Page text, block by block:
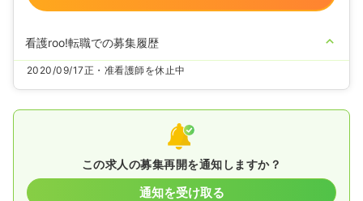
看護roo!転職での募集履歴
2020/09/17正・准看護師を休止中
この求人の募集再開を通知しますか？
通知を受け取る